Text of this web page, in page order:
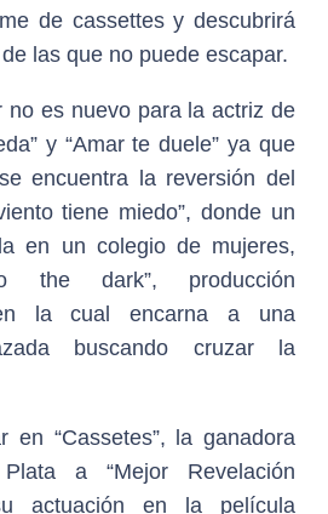
de cassettes y descubrirá
las que no puede escapar.
no es nuevo para la actriz de
y “Amar te duele” ya que
encuentra la reversión del
tiene miedo”, donde un
en un colegio de mujeres,
the dark”, producción
en la cual encarna a una
buscando cruzar la
en “Cassetes”, la ganadora
a “Mejor Revelación
actuación en la película